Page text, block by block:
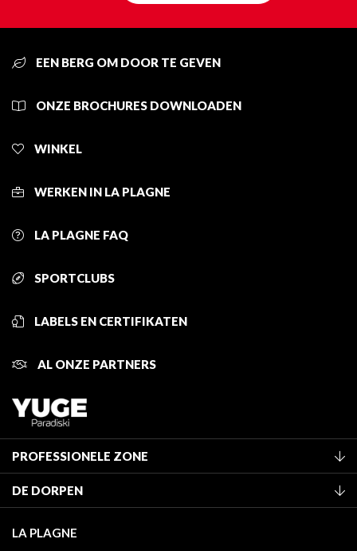
EEN BERG OM DOOR TE GEVEN
ONZE BROCHURES DOWNLOADEN
WINKEL
WERKEN IN LA PLAGNE
LA PLAGNE FAQ
SPORTCLUBS
LABELS EN CERTIFIKATEN
AL ONZE PARTNERS
PROFESSIONELE ZONE
Classificatie van de gemeubileerde accommodaties
Verblijfstaks
DE DORPEN
Montchavin - Les Coches
LA PLAGNE